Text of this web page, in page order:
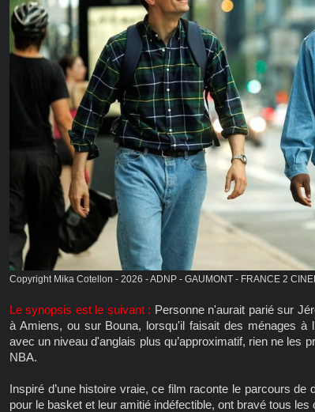
Copyright Mika Cotellon - 2026 - ADNP - GAUMONT - FRANCE 2
Le synopsis est le suivant : Personne n'aurait parié sur
à Amiens, ou sur Bouna, lorsqu'il faisait des ménages à
avec un niveau d'anglais plus qu’approximatif, rien ne les
NBA.
Inspiré d’une histoire vraie, ce film raconte le parcours
pour le basket et leur amitié indéfectible, ont bravé tous